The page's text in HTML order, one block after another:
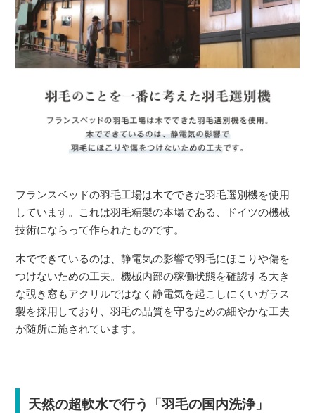
フランスベッドの羽毛工場は木でできた羽毛選別機を使用
しています。これは羽毛精製の本場である、ドイツの機械
技術にならって作られたものです。
木でできているのは、静電気の影響で羽毛にほこりや傷を
つけないための工夫。機械内部の稼働状態を確認する大き
な覗き窓もアクリルではなく静電気を起こしにくいガラス
製を採用しており、羽毛の品質を守るための細やかな工夫
が随所に施されています。
天然の超軟水で行う「羽毛の国内洗浄」